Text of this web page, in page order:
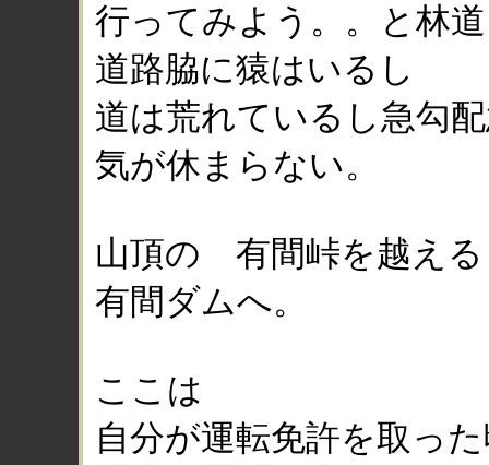
行ってみよう。。と林
道路脇に猿はいるし
道は荒れているし急勾
気が休まらない。
山頂の 有間峠を越える
有間ダムへ。
ここは
自分が運転免許を取っ